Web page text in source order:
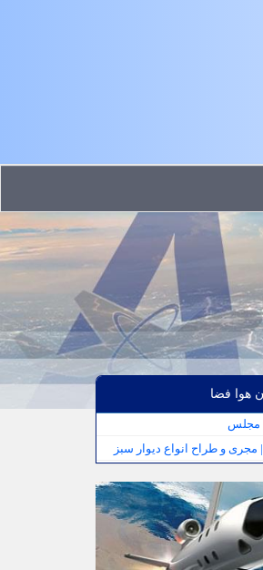
هوا فضا
مجلس
و طراح انواع دیوار سبز